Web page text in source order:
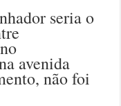
seria o
avenida
não foi